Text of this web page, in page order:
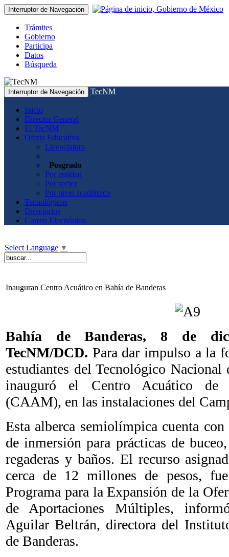
Interruptor de Navegación
Trámites
Gobierno
Participa
Datos
Búsqueda
Interruptor de Navegación TecNM
Inicio
Director General
El TecNM
Oferta Educativa
Licenciatura
Posgrado
Por entidad
Por sector
Por nivel académico
Tecnológicos
Directorios
Correo Electrónico
Select Language ▼
Inauguran Centro Acuático en Bahía de Banderas
Bahía de Banderas, 8 de
TecNM/DCD. Para dar impulso a la
estudiantes del Tecnológico
inauguró el Centro Acuático de
(CAAM), en las instalaciones del
Esta alberca semiolímpica cuenta
de inmersión para prácticas de
regaderas y baños. El recurso
cerca de 12 millones de pesos,
Programa para la Expansión de la
de Aportaciones Múltiples,
Aguilar Beltrán, directora del
de Banderas.